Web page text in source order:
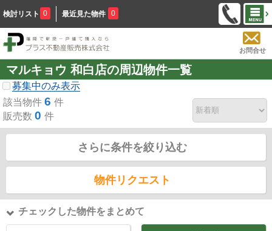
検討リスト 0 最近見た物件 0
お問合せ
マルキョウ 和白店の周辺物件一覧
募集中のみ表示
該当物件 6 件
販売数 0 件
さらに条件を絞り込む
物件リクエスト
チェックした物件をまとめて